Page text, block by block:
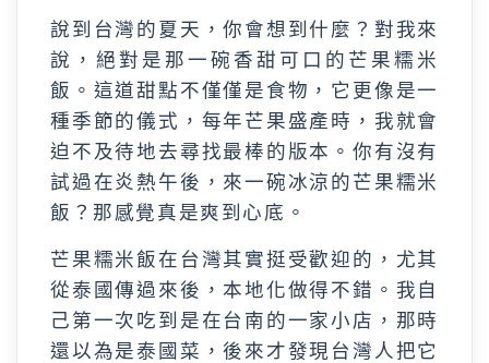
說到台灣的夏天，你會想到什麼？對我來
說，絕對是那一碗香甜可口的芒果糯米
飯。這道甜點不僅僅是食物，它更像是一
種季節的儀式，每年芒果盛產時，我就會
迫不及待地去尋找最棒的版本。你有沒有
試過在炎熱午後，來一碗冰涼的芒果糯米
飯？那感覺真是爽到心底。
芒果糯米飯在台灣其實挺受歡迎的，尤其
從泰國傳過來後，本地化做得不錯。我自
己第一次吃到是在台南的一家小店，那時
還以為是泰國菜，後來才發現台灣人把它